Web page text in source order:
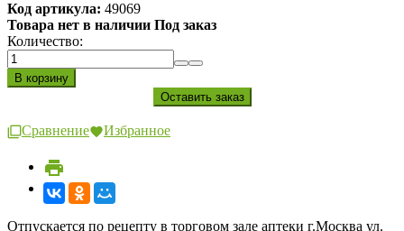
Код артикула: 49069
Товара нет в наличии Под заказ
Количество:
Сравнение Избранное
Отпускается по рецепту в торговом зале аптеки г.Москва ул.